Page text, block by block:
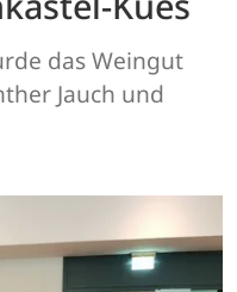
das Weingut
Jauch und